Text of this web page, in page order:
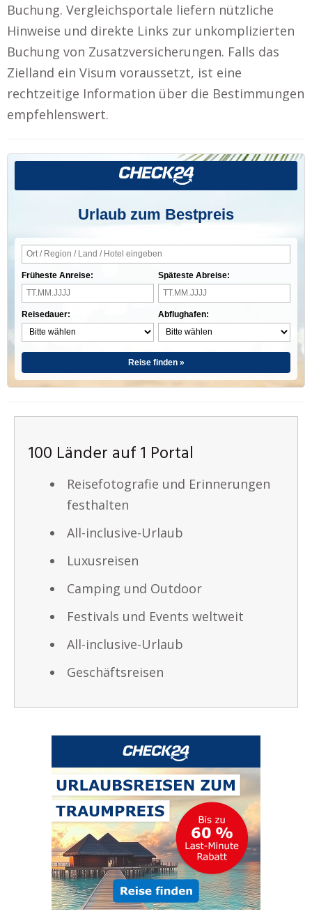
Buchung. Vergleichsportale liefern nützliche
Hinweise und direkte Links zur unkomplizierten
Buchung von Zusatzversicherungen. Falls das
Zielland ein Visum voraussetzt, ist eine
rechtzeitige Information über die Bestimmungen
empfehlenswert.
Urlaub zum Bestpreis
Früheste Anreise:
Reisedauer:
Späteste Abreise:
Abflughafen:
Reise finden »
100 Länder auf 1 Portal
Reisefotografie und Erinnerungen
festhalten
All-inclusive-Urlaub
Luxusreisen
Camping und Outdoor
Festivals und Events weltweit
All-inclusive-Urlaub
Geschäftsreisen